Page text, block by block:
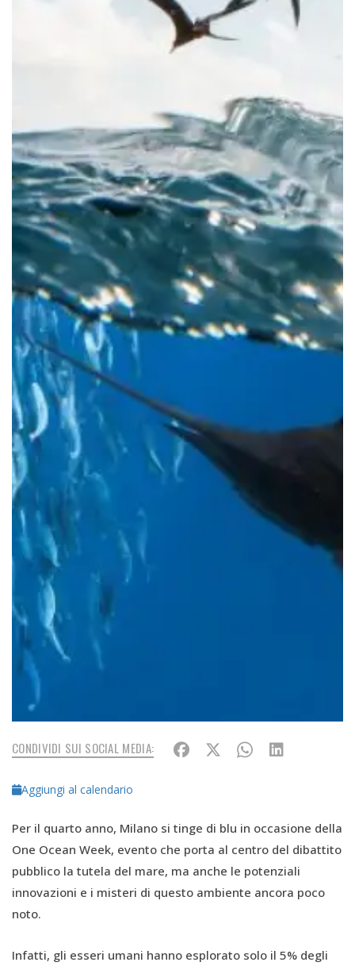
CONDIVIDI SUI SOCIAL MEDIA:
Aggiungi al calendario
Per il quarto anno, Milano si tinge di blu in occasione della
One Ocean Week, evento che porta al centro del dibattito
pubblico la tutela del mare, ma anche le potenziali
innovazioni e i misteri di questo ambiente ancora poco
noto.
Infatti, gli esseri umani hanno esplorato solo il 5% degli